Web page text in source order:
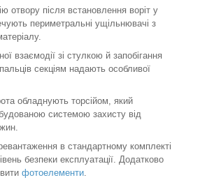
отвору після встановлення воріт у
периметральні ущільнювачі з
взаємодії зі стулкою й запобігання
секціям надають особливої
обладнують торсійом, який
системою захисту від
в стандартному комплекті
безпеки експлуатації. Додатково
фотоелементи.